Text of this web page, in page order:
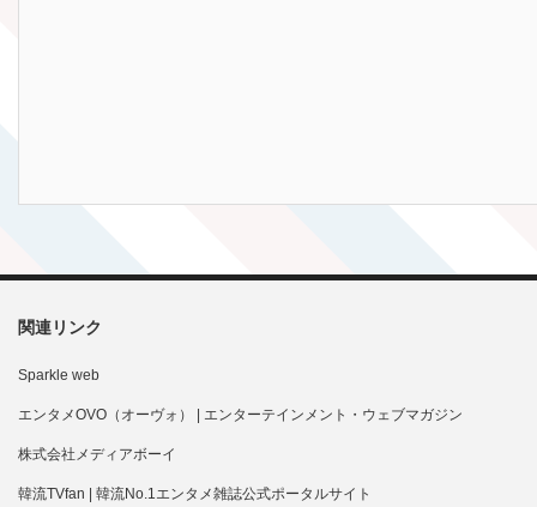
関連リンク
Sparkle web
エンタメOVO（オーヴォ） | エンターテインメント・ウェブマガジン
株式会社メディアボーイ
韓流TVfan | 韓流No.1エンタメ雑誌公式ポータルサイト